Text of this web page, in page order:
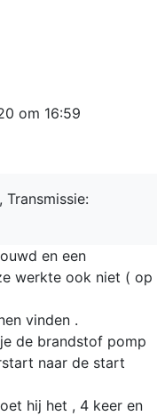
om 16:59
Transmissie:
en een
werkte ook niet ( op
vinden .
de brandstof pomp
naar de start
hij het , 4 keer en